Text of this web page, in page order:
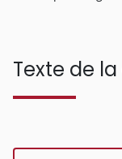
Texte de la